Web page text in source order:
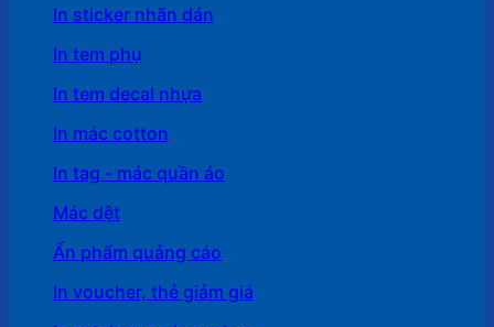
In sticker nhãn dán
In tem phụ
In tem decal nhựa
In mác cotton
In tag - mác quần áo
Mác dệt
Ấn phẩm quảng cáo
In voucher, thẻ giảm giá